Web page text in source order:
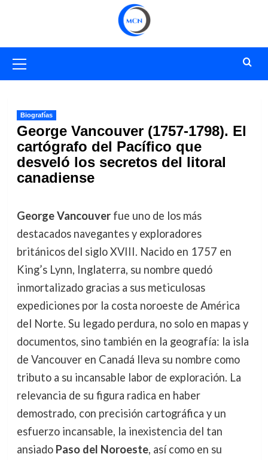
primario
Biografías
George Vancouver (1757-1798). El
cartógrafo del Pacífico que
desveló los secretos del litoral
canadiense
George Vancouverfue uno de los más
destacados navegantes y exploradores
británicos del siglo XVIII. Nacido en 1757 en
King’s Lynn, Inglaterra, su nombre quedó
inmortalizado gracias a sus meticulosas
expediciones por la costa noroeste de América
del Norte. Su legado perdura, no solo en mapas y
documentos, sino también en la geografía: la isla
de Vancouver en Canadá lleva su nombre como
tributo a su incansable labor de exploración. La
relevancia de su figura radica en haber
demostrado, con precisión cartográfica y un
esfuerzo incansable, la inexistencia del tan
ansiado Paso del Noroeste, así como en su